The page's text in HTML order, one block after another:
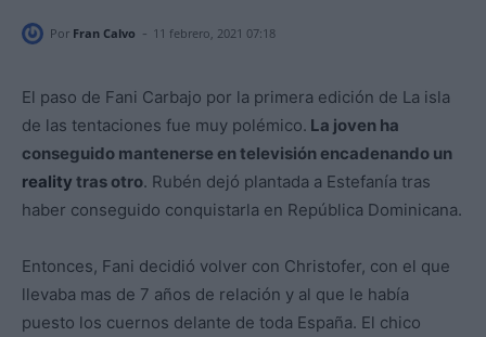
Por Fran Calvo - 11 febrero, 2021 07:18
El paso de Fani Carbajo por la primera edición de La isla
de las tentaciones fue muy polémico. La joven ha
conseguido mantenerse en televisión encadenando un
reality tras otro. Rubén dejó plantada a Estefanía tras
haber conseguido conquistarla en República Dominicana.
Entonces, Fani decidió volver con Christofer, con el que
llevaba mas de 7 años de relación y al que le había
puesto los cuernos delante de toda España. El chico